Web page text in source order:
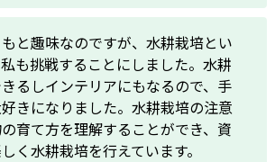
と趣味なのですが、水耕栽培とい
も挑戦することにしました。水耕
るしインテリアにもなるので、手
きになりました。水耕栽培の注意
育て方を理解することができ、資
く水耕栽培を行えています。